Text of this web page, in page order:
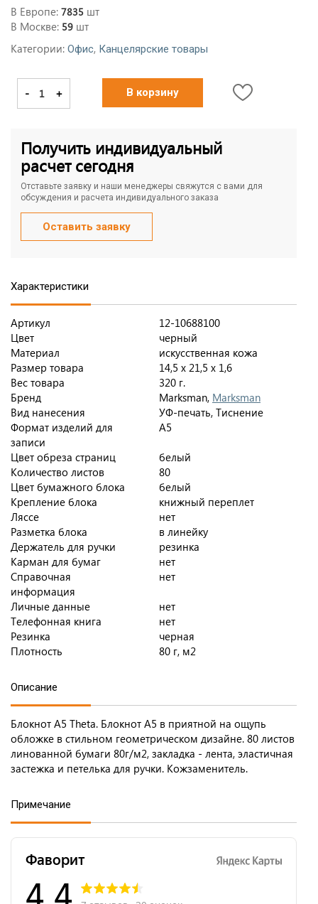
В Европе: 7835 шт
В Москве: 59 шт
Категории: Офис, Канцелярские товары
- + В корзину
Получить индивидуальный
расчет сегодня
Отставьте заявку и наши менеджеры свяжутся с вами для
обсуждения и расчета индивидуального заказа
Оставить заявку
Характеристики
Артикул
12-10688100
Цвет
черный
Материал
искусственная кожа
Размер товара
14,5 х 21,5 х 1,6
Вес товара
320 г.
Бренд
Marksman, Marksman
Вид нанесения
УФ-печать, Тиснение
Формат изделий для
записи
A5
Цвет обреза страниц
белый
Количество листов
80
Цвет бумажного блока
белый
Крепление блока
книжный переплет
Ляссе
нет
Разметка блока
в линейку
Держатель для ручки
резинка
Карман для бумаг
нет
Справочная
информация
нет
Личные данные
нет
Телефонная книга
нет
Резинка
черная
Плотность
80 г, м2
Описание
Блокнот А5 Theta. Блокнот А5 в приятной на ощупь
обложке в стильном геометрическом дизайне. 80 листов
линованной бумаги 80г/м2, закладка - лента, эластичная
застежка и петелька для ручки. Кожзаменитель.
Примечание